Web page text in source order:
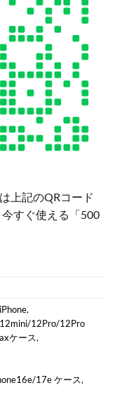
上記のQRコード
すぐ使える「500
iPhone,
12Pro/12Pro
ケース,
17e ケース,